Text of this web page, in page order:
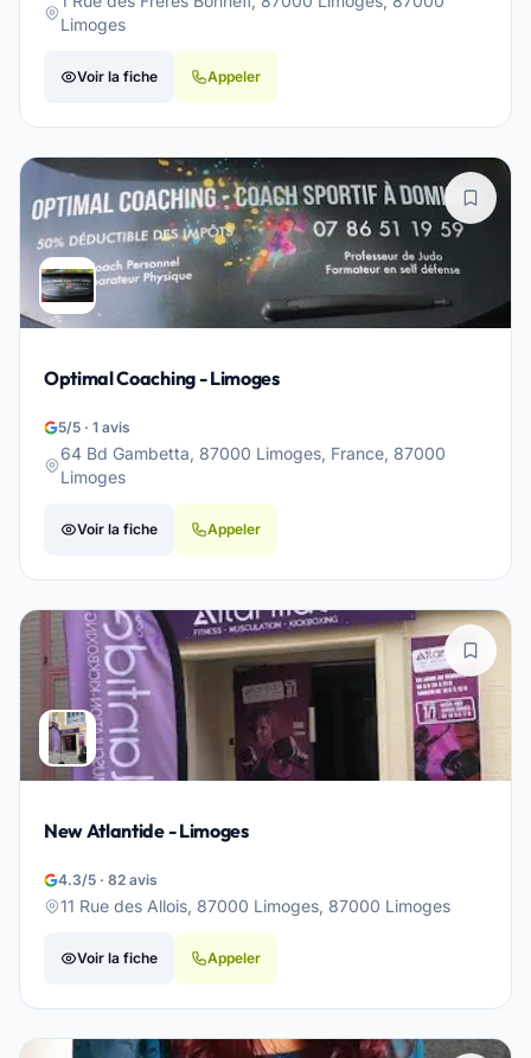
Limoges
Voir la fiche Appeler
Optimal Coaching - Limoges
5/5 · 1 avis
64 Bd Gambetta, 87000 Limoges, France, 87000
Limoges
Voir la fiche Appeler
New Atlantide - Limoges
4.3/5 · 82 avis
11 Rue des Allois, 87000 Limoges, 87000 Limoges
Voir la fiche Appeler